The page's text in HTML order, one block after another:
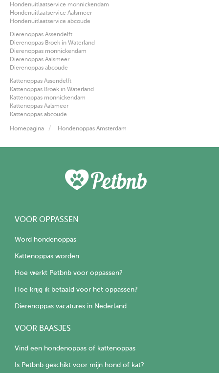
Hondenuitlaatservice monnickendam
Hondenuitlaatservice Aalsmeer
Hondenuitlaatservice abcoude
Dierenoppas Assendelft
Dierenoppas Broek in Waterland
Dierenoppas monnickendam
Dierenoppas Aalsmeer
Dierenoppas abcoude
Kattenoppas Assendelft
Kattenoppas Broek in Waterland
Kattenoppas monnickendam
Kattenoppas Aalsmeer
Kattenoppas abcoude
Homepagina Hondenoppas Amsterdam
VOOR OPPASSEN
Word hondenoppas
Kattenoppas worden
Hoe werkt Petbnb voor oppassen?
Hoe krijg ik betaald voor het oppassen?
Dierenoppas vacatures in Nederland
VOOR BAASJES
Vind een hondenoppas of kattenoppas
Is Petbnb geschikt voor mijn hond of kat?